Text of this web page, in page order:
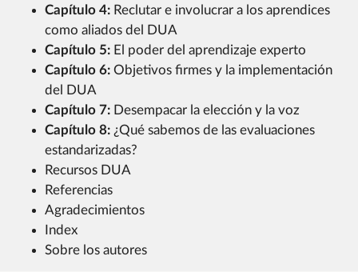
Capítulo 4: Reclutar e involucrar a los aprendices
como aliados del DUA
Capítulo 5: El poder del aprendizaje experto
Capítulo 6: Objetivos firmes y la implementación
del DUA
Capítulo 7: Desempacar la elección y la voz
Capítulo 8: ¿Qué sabemos de las evaluaciones
estandarizadas?
Recursos DUA
Referencias
Agradecimientos
Index
Sobre los autores